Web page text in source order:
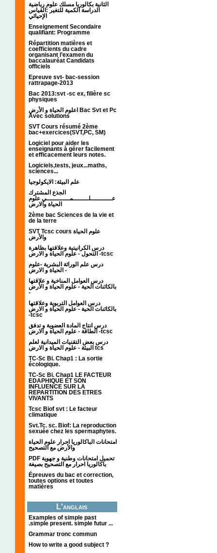
الثانية بكالوريا مسلك علوم رياضية
الدراسة الكمية للتغير :القياس
الإحيائي
Enseignement Secondaire
qualifiant: Programme
Répartition matières et
coefficients du cadre
organisant l’examen du
baccalauréat Candidats
officiels
Epreuve svt- bac-session
rattrapage-2013
Bac 2013:svt -sc ex, filière sc
physiques
اعلوم الحياة و الأرض Bac Svt et Pc
Avec solutions
SVT Cours résumé 2ème
bac+exercices(SVT,PC, SM)
Logiciel pour aider les
enseignants à gérer facilement
et efficacement leurs notes.
Logiciels,tests, jeux...maths,
sciences...
علم البيئة: الايكولوجيا
الجذع المشترك
عـــــــــــلــــــــمــــــــــــي علوم
الحياة والارض
2ème bac Sciences de la vie et
de la terre
SVT Tcsc cours علوم الحياة
والأرض
درس الكرانيتية وعلاقتها بظاهرة
التحول - علوم الحياة و الارض -tcsc
درس علم الوراثة البشرية -علوم
الحياة و الارض -
درس العوامل المناخية و علاقتها
بالكائنات الحية - علوم الحياة و الأرض
-
درس العوامل التربوية وعلاقتها
بالكائنات الحية - علوم الحياة و الارض
-tcsc
درس انتاج المادة العضوية و تدفق
الطاقة - علوم الحياة و الارض -tcsc
درس بعض التقنيات الميدانية لعلم
البيئة - علوم الحياة و الارض tcs
TC-Sc Bi. Chap1 : La sortie
écologique.
TC-Sc Bi. Chap1 LE FACTEUR
EDAPHIQUE ET SON
INFLUENCE SUR LA
REPARTITION DES ETRES
VIVANTS
Tcsc Biof svt : Le facteur
climatique
Svt.Tc. sc. Biof: La reproduction
sexuée chez les spermaphytes.
امتحانات الباكالوريا احرار علوم الحياة
والأرض مع التصحيح
PDF تحميل امتحانات وطنية و جهوية
باكالوريا احرار مع التصحيح بصيغة
Épreuves du bac et correction,
toutes options et toutes
matières
L'anglais
Examples of simple past
.simple present. simple futur ...
Grammar tronc commun
How to write a good subject ?